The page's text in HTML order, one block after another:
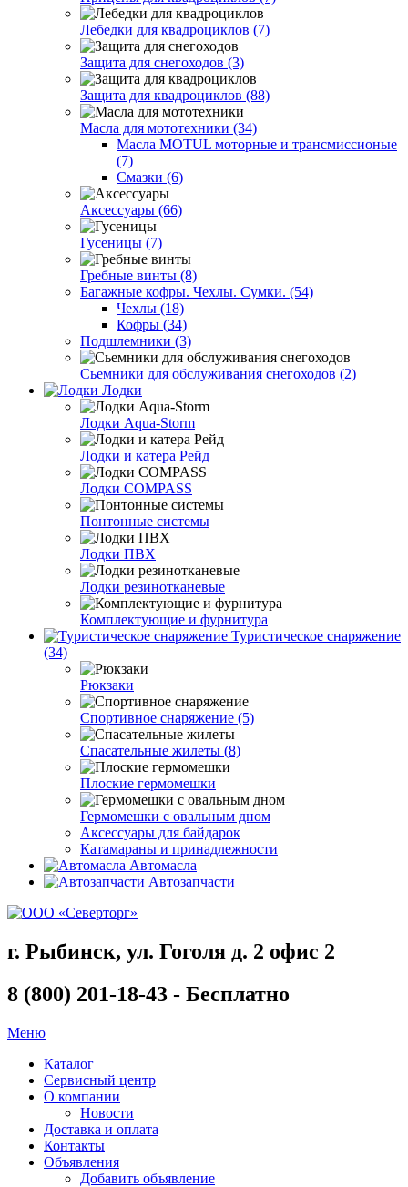
Лебедки для квадроциклов (7)
Защита для снегоходов (3)
Защита для квадроциклов (88)
Масла для мототехники (34)
Масла MOTUL моторные и трансмиссионые
(7)
Смазки (6)
Аксессуары (66)
Гусеницы (7)
Гребные винты (8)
Багажные кофры. Чехлы. Сумки. (54)
Чехлы (18)
Кофры (34)
Подшлемники (3)
Сьемники для обслуживания снегоходов (2)
Лодки
Лодки Aqua-Storm
Лодки и катера Рейд
Лодки COMPASS
Понтонные системы
Лодки ПВХ
Лодки резинотканевые
Комплектующие и фурнитура
Туристическое снаряжение
(34)
Рюкзаки
Спортивное снаряжение (5)
Спасательные жилеты (8)
Плоские гермомешки
Гермомешки с овальным дном
Аксессуары для байдарок
Катамараны и принадлежности
Автомасла
Автозапчасти
г. Рыбинск, ул. Гоголя д. 2 офис 2
8 (800) 201-18-43 - Бесплатно
Меню
Каталог
Сервисный центр
О компании
Новости
Доставка и оплата
Контакты
Объявления
Добавить объявление